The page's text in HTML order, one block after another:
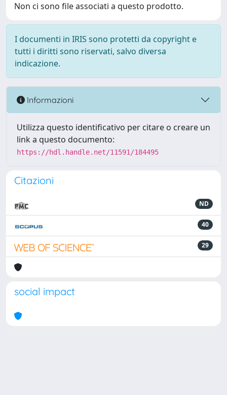
Non ci sono file associati a questo prodotto.
I documenti in IRIS sono protetti da copyright e
tutti i diritti sono riservati, salvo diversa
indicazione.
Informazioni
Utilizza questo identificativo per citare o creare un
link a questo documento:
https://hdl.handle.net/11591/184495
Citazioni
ND
40
29
social impact